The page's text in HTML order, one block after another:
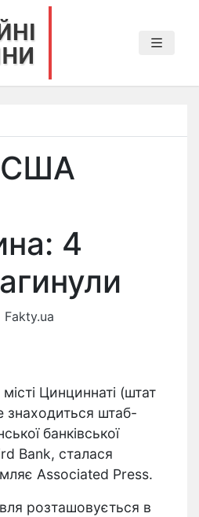
США
4
Fakty.ua
Цинциннаті (штат
знаходиться штаб-
банківської
Bank, сталася
Associated Press.
розташовується в